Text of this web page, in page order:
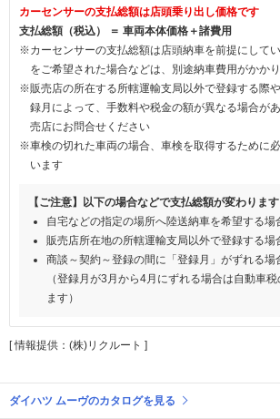
カーセンサーの支払総額は店頭乗り出し価格です
支払総額（税込） ＝ 車両本体価格＋諸費用
※カーセンサーの支払総額は店頭納車を前提にして
をご希望された場合などは、別途納車費用がかか
※販売店の所在する所轄運輸支局以外で登録する際
録月によって、手数料や税金の額が異なる場合が
売店にお問合せください
※車検の切れた車両の場合、車検を取得するために
います
【ご注意】以下の場合などで支払総額が変わります
自宅などの指定の場所へ陸送納車を希望する場
販売店所在地の所轄運輸支局以外で登録する場
商談～契約～登録の間に「登録月」がずれる場
（登録月が3月から4月にずれる場合は自動車
ます）
[ 情報提供：(株)リクルート ]
ダイハツ ムーヴのカタログを見る